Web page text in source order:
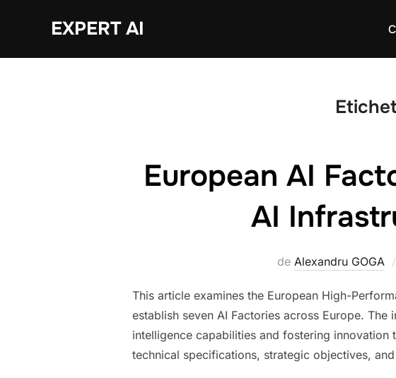
EXPERT AI
European AI
AI
de Alexandru GOGA
This article examines the European High-
establish seven AI Factories across Europe.
intelligence capabilities and fostering
technical specifications, strategic objectives,